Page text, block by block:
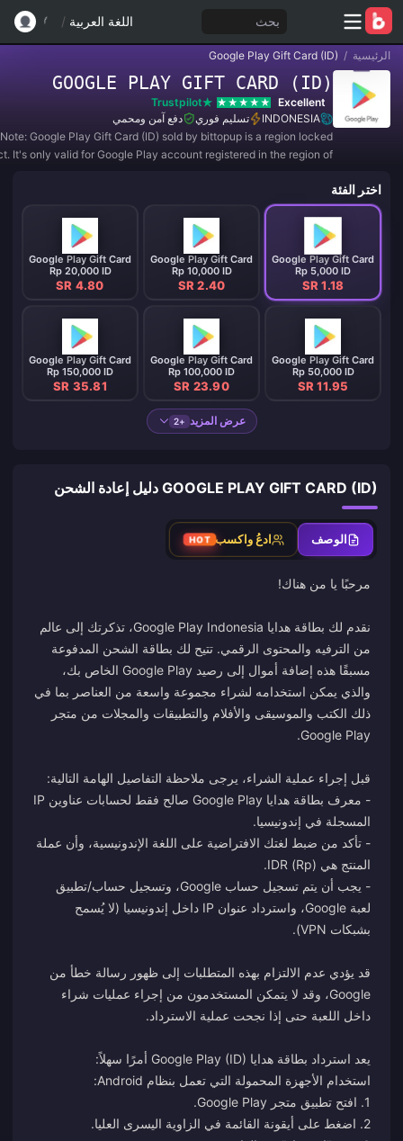
بحث اللغة العربية /
الرئيسية /
Google Play Gift Card (ID)
GOOGLE PLAY GIFT CARD (ID)
Excellent
Trustpilot
INDONESIA
تسليم فوري
دفع آمن ومحمي
Google Play Gift Card (ID) sold by bittopup is a region locked
It's only valid for Google Play account registered in the region of
اختر الفئة
Google Play Gift Card
Rp 5,000 ID
SR 1.18
Google Play Gift Card
Rp 10,000 ID
SR 2.40
Google Play Gift Card
Rp 20,000 ID
SR 4.80
Google Play Gift Card
Rp 50,000 ID
SR 11.95
Google Play Gift Card
Rp 100,000 ID
SR 23.90
Google Play Gift Card
Rp 150,000 ID
SR 35.81
عرض المزيد +2
GOOGLE PLAY GIFT CARD (ID) دليل إعادة الشحن
الوصف ادعُ واكسب HOT
نقدم لك بطاقة هدايا Google Play Indonesia، تذكرتك إلى عالم
من الترفيه والمحتوى الرقمي. تتيح لك بطاقة الشحن المدفوعة
مسبقًا هذه إضافة أموال إلى رصيد Google Play الخاص بك،
والذي يمكن استخدامه لشراء مجموعة واسعة من العناصر بما في
ذلك الكتب والموسيقى والأفلام والتطبيقات والمجلات من متجر
- معرف بطاقة هدايا Google Play صالح فقط لحسابات عناوين IP
- تأكد من ضبط لغتك الافتراضية على اللغة الإندونيسية، وأن عملة
- يجب أن يتم تسجيل حساب Google، وتسجيل حساب/تطبيق
لعبة Google، واسترداد عنوان IP داخل إندونيسيا (لا يُسمح
قد يؤدي عدم الالتزام بهذه المتطلبات إلى ظهور رسالة خطأ من
Google، وقد لا يتمكن المستخدمون من إجراء عمليات شراء